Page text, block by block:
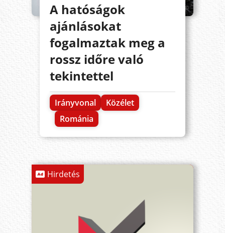
A hatóságok
ajánlásokat
fogalmaztak meg a
rossz időre való
tekintettel
Irányvonal
Közélet
Románia
Hirdetés